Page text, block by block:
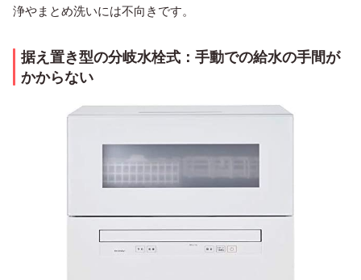
浄やまとめ洗いには不向きです。
据え置き型の分岐水栓式：手動での給水の手間が
かからない